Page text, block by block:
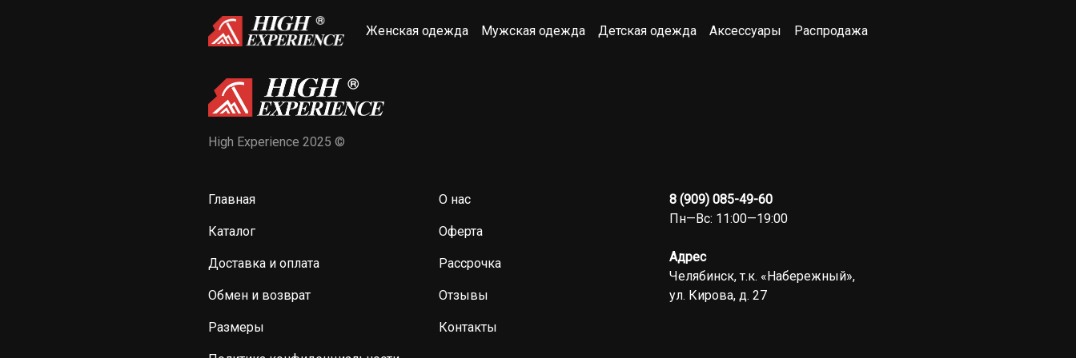
Женская одежда Мужская одежда Детская одежда Аксессуары Распродажа
High Experience 2025 ©
Главная
Каталог
Доставка и оплата
Обмен и возврат
Размеры
О нас
Оферта
Рассрочка
Отзывы
Контакты
8 (909) 085-49-60
Пн—Вс: 11:00—19:00
Адрес
Челябинск, т.к. «Набережный»,
ул. Кирова, д. 27